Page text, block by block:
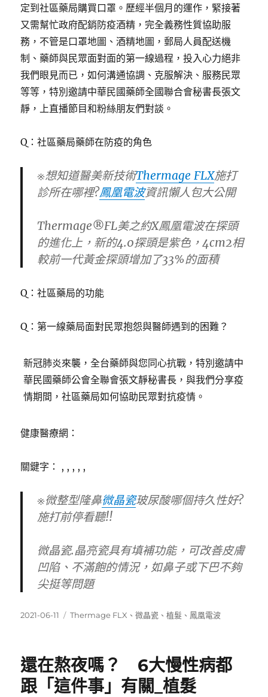
定到社區藥局購買口罩。歷經半個月的運作，緊接著
又需幫忙政府配銷防疫酒精，完全義務性質協助服
務，不管是口罩地圖、酒精地圖，郵局人員配送機
制、藥師與民眾面對面的第一線過程，投入心力絕非
我們眼見而已，如何溝通協調、克服解決、服務民眾
等等，特別邀請中華民國藥師全國聯合會秘書長張文
靜，上直播節目和粉絲朋友們對談。
Q：社區藥局藥師在防疫的角色
※想知道醫美新技術Thermage FLX施打
診所在哪裡?鳳凰電波資訊懶人包大公開
Thermage®FL美之約X鳳凰電波在探頭
的進化上，新的4.0探頭是紫色，4cm2相
較前一代黃金探頭增加了33%的面積
Q：社區藥局的功能
Q：第一線藥局面對民眾抱怨與醫師遇到的困難？
新冠肺炎來襲，全台藥師與您同心抗戰，特別邀請中
華民國藥師公會全聯會張文靜秘書長，與我們分享疫
情期間，社區藥局如何協助民眾對抗疫情。
健康醫療網：
關鍵字： , , , , ,
※微整型隆鼻微晶瓷玻尿酸哪個持久性好?
施打前停看聽!!
微晶瓷.晶亮瓷具有填補功能，可改善皮膚
凹陷、不滿飽的情況，如鼻子或下巴不夠
尖挺等問題
發
2021-06-11
標
Thermage FLX 、微晶瓷 、植髮 、 鳳凰電波
還在熬夜嗎？ 6大慢性病都
跟「這件事」有關_植髮